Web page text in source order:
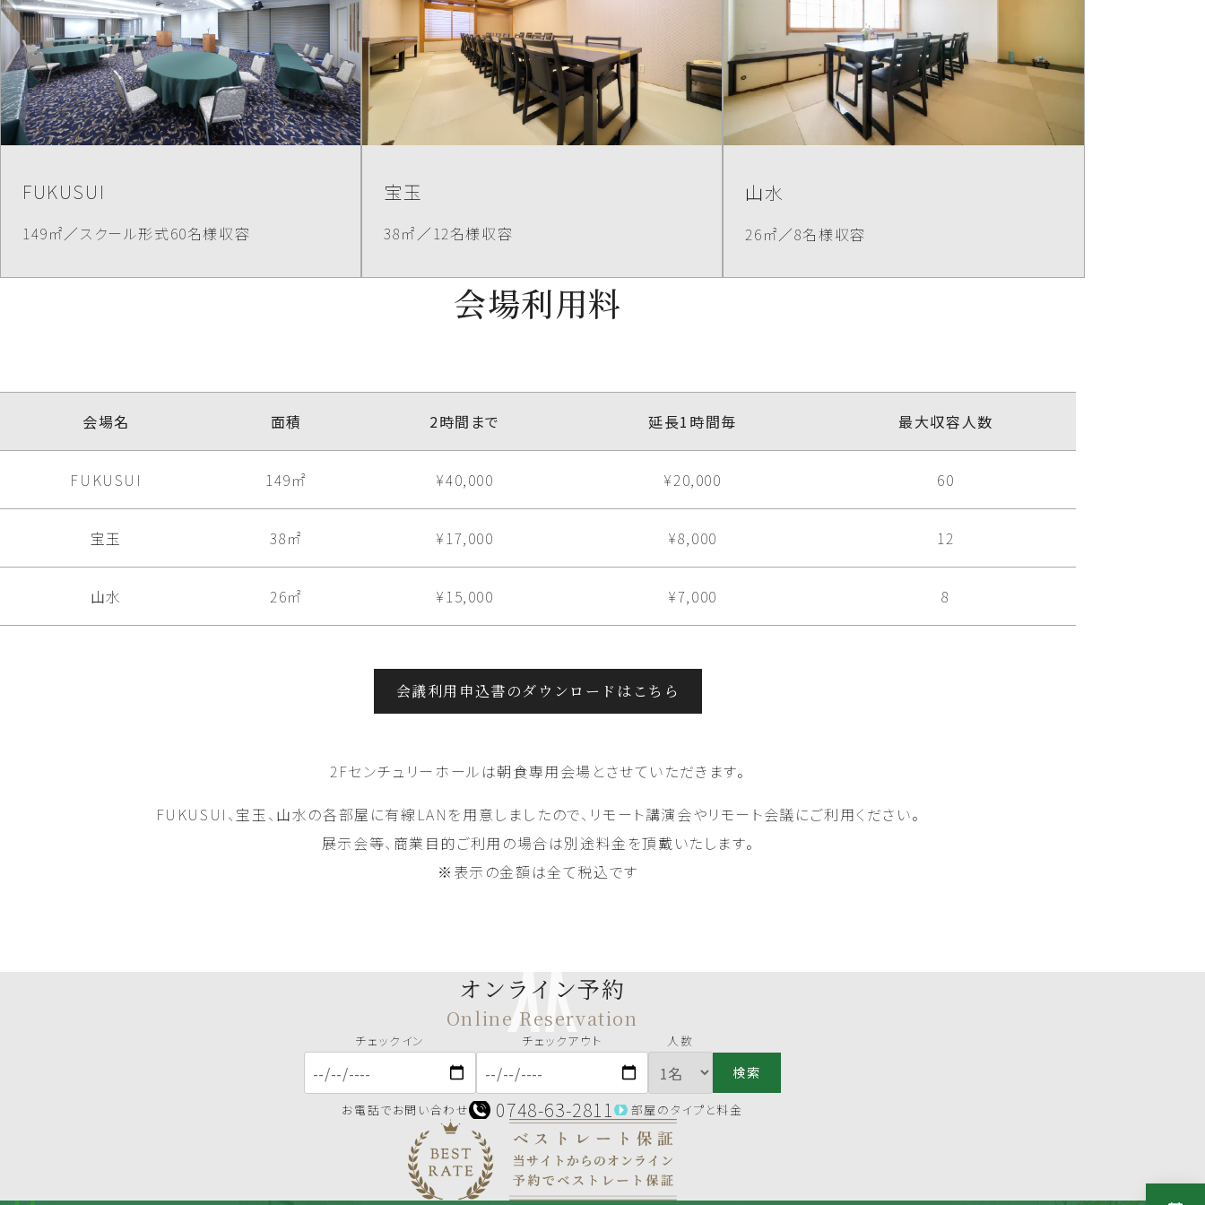
FUKUSUI
149㎡／スクール形式60名様収容
宝玉
38㎡／12名様収容
山水
26㎡／8名様収容
会場利用料
会場名 面積 2時間まで 延長1時間毎 最大収容人数
FUKUSUI 149㎡ ¥40,000 ¥20,000 60
宝玉 38㎡ ¥17,000 ¥8,000 12
山水 26㎡ ¥15,000 ¥7,000 8
会議利用申込書のダウンロードはこちら
2Fセンチュリーホールは朝食専用会場とさせていただきます。
FUKUSUI、宝玉、山水の各部屋に有線LANを用意しましたので、リモート講演会やリモート会議にご利用ください。
展示会等、商業目的ご利用の場合は別途料金を頂戴いたします。
※表示の金額は全て税込です
オンライン予約
Online Reservation
チェックイン チェックアウト 人数
検索
お電話でお問い合わせ 0748-63-2811 部屋のタイプと料金